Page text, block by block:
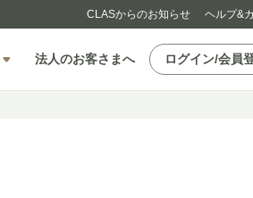
CLASからのお知らせ ヘルプ&
法人のお客さまへ ログイン/会員